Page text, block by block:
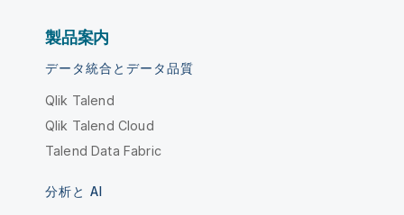
製品案内
データ統合とデータ品質
Qlik Talend
Qlik Talend Cloud
Talend Data Fabric
分析と AI